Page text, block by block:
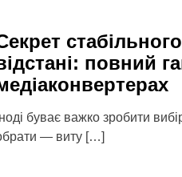
повний
Іноді буває важко зробити
— виту […]